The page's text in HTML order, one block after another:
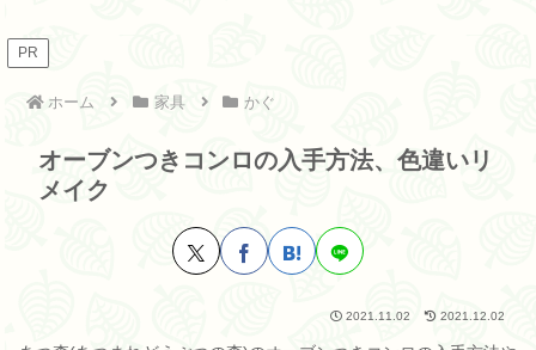
PR
ホーム 家具 かぐ
オーブンつきコンロの入手方法、色違いリ
メイク
2021.11.02 2021.12.02